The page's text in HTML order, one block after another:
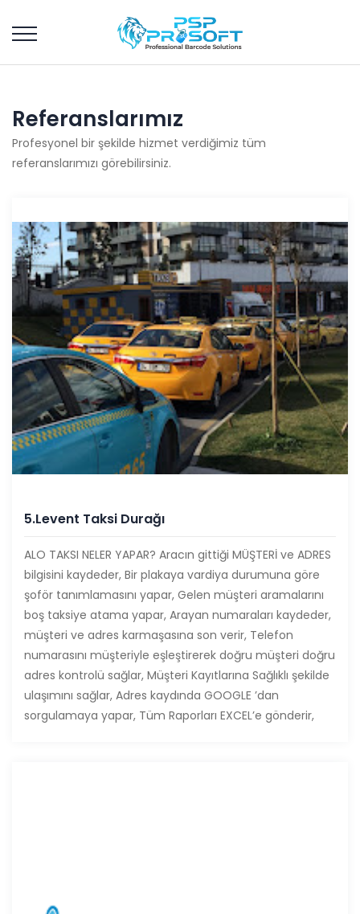
Referanslarımız
Profesyonel bir şekilde hizmet verdiğimiz tüm
referanslarımızı görebilirsiniz.
5.Levent Taksi Durağı
ALO TAKSI NELER YAPAR? Aracın gittiği MÜŞTERİ ve ADRES
bilgisini kaydeder, Bir plakaya vardiya durumuna göre
şoför tanımlamasını yapar, Gelen müşteri aramalarını
boş taksiye atama yapar, Arayan numaraları kaydeder,
müşteri ve adres karmaşasına son verir, Telefon
numarasını müşteriyle eşleştirerek doğru müşteri doğru
adres kontrolü sağlar, Müşteri Kayıtlarına Sağlıklı şekilde
ulaşımını sağlar, Adres kaydında GOOGLE ’dan
sorgulamaya yapar, Tüm Raporları EXCEL’e gönderir,